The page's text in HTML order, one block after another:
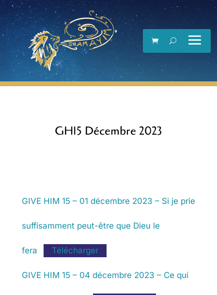
Lecteur
vidéo
GH15 Décembre 2023
GIVE HIM 15 – 01 décembre 2023 – Si je prie
suffisamment peut-être que Dieu le
fera Télécharger
GIVE HIM 15 – 04 décembre 2023 – Ce qui